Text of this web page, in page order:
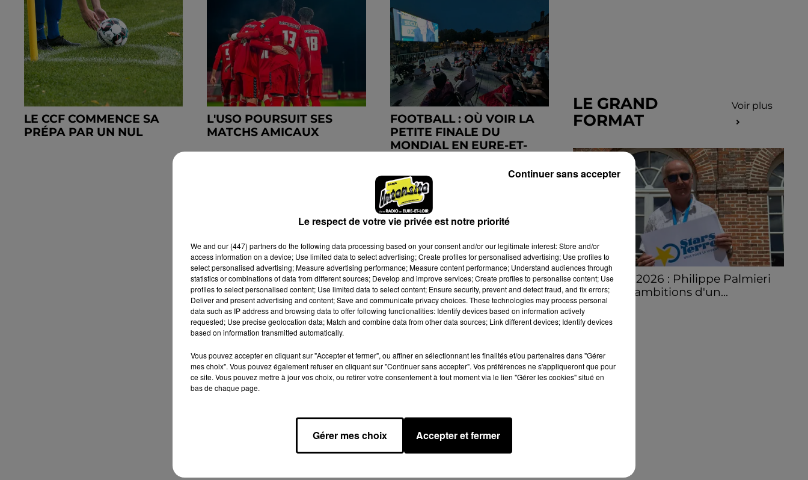
LE CCF COMMENCE SA
PRÉPA PAR UN NUL
L'USO POURSUIT SES
MATCHS AMICAUX
FOOTBALL : OÙ VOIR LA
PETITE FINALE DU
MONDIAL EN EURE-ET-
LE GRAND
FORMAT
Voir plus
Stars'Terre 2026 : Philippe Palmieri
dévoile les ambitions d'un...
À quelques semaines de la première
édition de Stars'Terre, organisée du 18 au 20
Le respect de votre vie privée est notre priorité
We and our (447) partnersdo the following data processing based on your consent and/or our legitimate interest: Store and/or
access information on a device; Use limited data to select advertising; Create profiles for personalised advertising; Use profiles to
select personalised advertising; Measure advertising performance; Measure content performance; Understand audiences through
statistics or combinations of data from different sources; Develop and improve services; Create profiles to personalise content; Use
profiles to select personalised content; Use limited data to select content; Ensure security, prevent and detect fraud, and fix errors;
Deliver and present advertising and content; Save and communicate privacy choices. These technologies may process personal
data such as IP address and browsing data to offer following functionalities: Identify devices based on information actively
requested; Use precise geolocation data; Match and combine data from other data sources; Link different devices; Identify devices
based on information transmitted automatically.
Vous pouvez accepter en cliquant sur "Accepter et fermer", ou affiner en sélectionnant les finalités et/ou partenaires dans "Gérer
mes choix". Vous pouvez également refuser en cliquant sur "Continuer sans accepter". Vos préférences ne s'appliqueront que pour
ce site. Vous pouvez mettre à jour vos choix, ou retirer votre consentement à tout moment via le lien "Gérer les cookies" situé en
bas de chaque page.
Gérer mes choix Accepter et fermer
Continuer sans accepter